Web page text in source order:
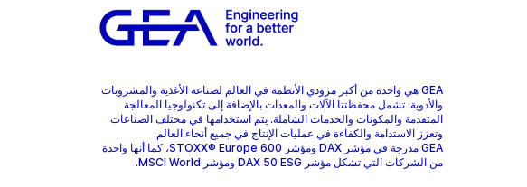
GEA هي واحدة من أكبر مزودي الأنظمة في العالم لصناعة الأغذية والمشروبات
والأدوية. تشمل محفظتنا الآلات والمعدات بالإضافة إلى تكنولوجيا المعالجة
المتقدمة والمكونات والخدمات الشاملة. يتم استخدامها في مختلف الصناعات
وتعزز الاستدامة والكفاءة في عمليات الإنتاج في جميع أنحاء العالم.
GEA مدرجة في مؤشر DAX ومؤشر STOXX® Europe 600، كما أنها واحدة
من الشركات التي تشكل مؤشر DAX 50 ESG ومؤشر MSCI World.